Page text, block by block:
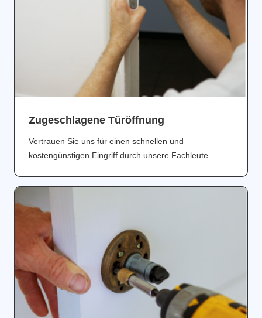
Zugeschlagene Türöffnung
Vertrauen Sie uns für einen schnellen und
kostengünstigen Eingriff durch unsere Fachleute